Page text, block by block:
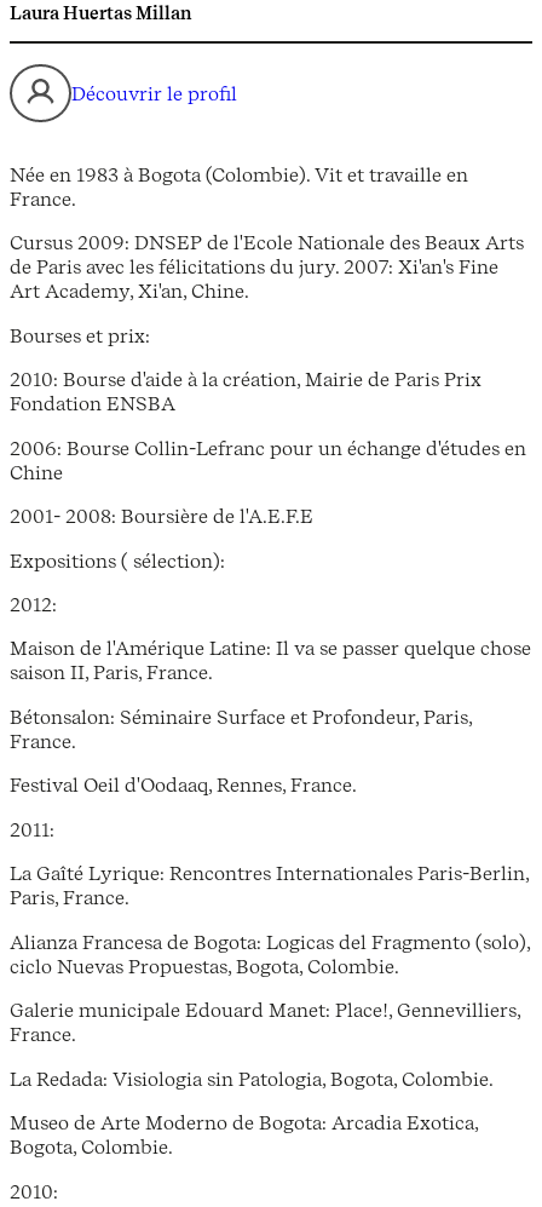
Laura Huertas Millan
Découvrir le profil
Née en 1983 à Bogota (Colombie). Vit et travaille en
France.
Cursus 2009: DNSEP de l'Ecole Nationale des Beaux Arts
de Paris avec les félicitations du jury. 2007: Xi'an's Fine
Art Academy, Xi'an, Chine.
Bourses et prix:
2010: Bourse d'aide à la création, Mairie de Paris Prix
Fondation ENSBA
2006: Bourse Collin-Lefranc pour un échange d'études en
Chine
2001- 2008: Boursière de l'A.E.F.E
Expositions ( sélection):
2012:
Maison de l'Amérique Latine: Il va se passer quelque chose
saison II, Paris, France.
Bétonsalon: Séminaire Surface et Profondeur, Paris,
France.
Festival Oeil d'Oodaaq, Rennes, France.
2011:
La Gaîté Lyrique: Rencontres Internationales Paris-Berlin,
Paris, France.
Alianza Francesa de Bogota: Logicas del Fragmento (solo),
ciclo Nuevas Propuestas, Bogota, Colombie.
Galerie municipale Edouard Manet: Place!, Gennevilliers,
France.
La Redada: Visiologia sin Patologia, Bogota, Colombie.
Museo de Arte Moderno de Bogota: Arcadia Exotica,
Bogota, Colombie.
2010: